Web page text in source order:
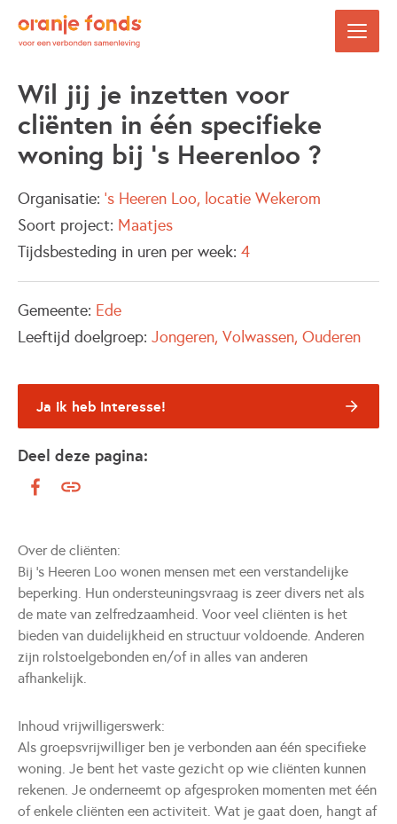
Wil jij je inzetten voor
cliënten in één specifieke
woning bij 's Heerenloo ?
Organisatie: 's Heeren Loo, locatie Wekerom
Soort project: Maatjes
Tijdsbesteding in uren per week: 4
Gemeente: Ede
Leeftijd doelgroep: Jongeren Volwassen Ouderen
Ja ik heb interesse!
Deel deze pagina:
Over de cliënten:
Bij ’s Heeren Loo wonen mensen met een verstandelijke
beperking. Hun ondersteuningsvraag is zeer divers net als
de mate van zelfredzaamheid. Voor veel cliënten is het
bieden van duidelijkheid en structuur voldoende. Anderen
zijn rolstoelgebonden en/of in alles van anderen
afhankelijk.
Inhoud vrijwilligerswerk:
Als groepsvrijwilliger ben je verbonden aan één specifieke
woning. Je bent het vaste gezicht op wie cliënten kunnen
rekenen. Je onderneemt op afgesproken momenten met één
of enkele cliënten een activiteit. Wat je gaat doen, hangt af